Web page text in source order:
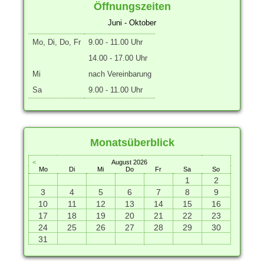
Öffnungszeiten
Juni - Oktober
Mo, Di, Do, Fr
9.00 - 11.00 Uhr
14.00 - 17.00 Uhr
Mi
nach Vereinbarung
Sa
9.00 - 11.00 Uhr
Monatsüberblick
<
August 2026
Mo
Di Mi Do Fr Sa So
1
2
3
4 5 6 7 8
9
10
11 12 13 14 15
16
17
18 19 20 21 22
23
24
25 26 27 28 29
30
31